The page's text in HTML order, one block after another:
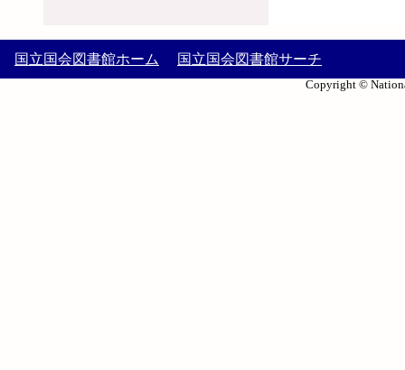
国立国会図書館ホーム 国立国会図書館サーチ
Copyright ©